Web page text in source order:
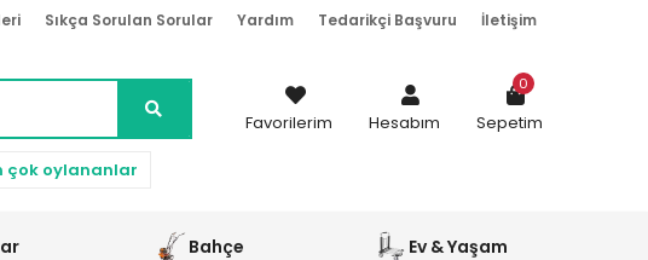
Sıkça Sorulan Sorular Yardım Tedarikçi Başvuru İletişim
çok oylananlar
Favorilerim Hesabım Sepetim
0
Bahçe Ev & Yaşam